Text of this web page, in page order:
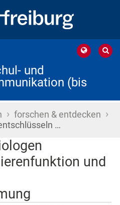
und
(bis
› forschen & entdecken ›
…
und